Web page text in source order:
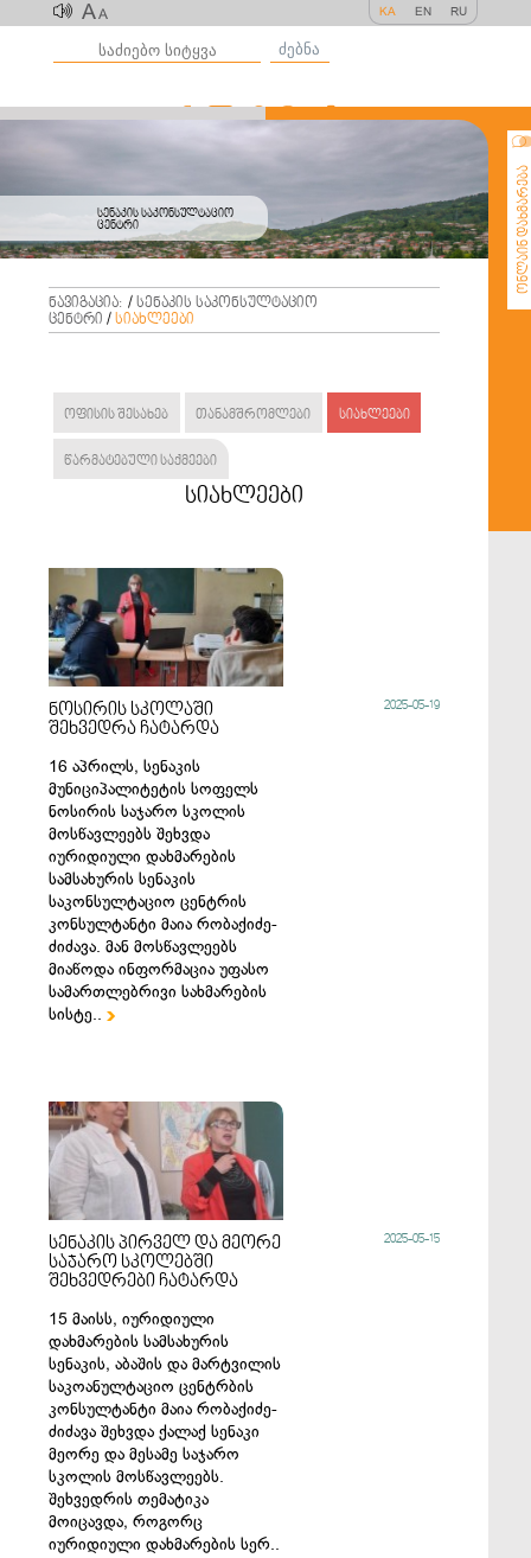
AA KA EN RU
ძებნა
სენაკის საკონსულტაციო
ცენტრი
ონლაინ დახმარება
ნავიგაცია: / სენაკის საკონსულტაციო
ცენტრი / სიახლეები
ოფისის შესახებ თანამშრომლები სიახლეები
წარმატებული საქმეები
სიახლეები
ნოსირის სკოლაში
შეხვედრა ჩატარდა
16 აპრილს, სენაკის
მუნიციპალიტეტის სოფელს
ნოსირის საჯარო სკოლის
მოსწავლეებს შეხვდა
იურიდიული დახმარების
სამსახურის სენაკის
საკონსულტაციო ცენტრის
კონსულტანტი მაია რობაქიძე-
ძიძავა. მან მოსწავლეებს
მიაწოდა ინფორმაცია უფასო
სამართლებრივი სახმარების
სისტე..
2025-05-19
სენაკის პირველ და მეორე
საჯარო სკოლებში
შეხვედრები ჩატარდა
15 მაისს, იურიდიული
დახმარების სამსახურის
სენაკის, აბაშის და მარტვილის
საკოანულტაციო ცენტრბის
კონსულტანტი მაია რობაქიძე-
ძიძავა შეხვდა ქალაქ სენაკი
მეორე და მესამე საჯარო
სკოლის მოსწავლეებს.
შეხვედრის თემატიკა
მოიცავდა, როგორც
იურიდიული დახმარების სერ..
2025-05-15